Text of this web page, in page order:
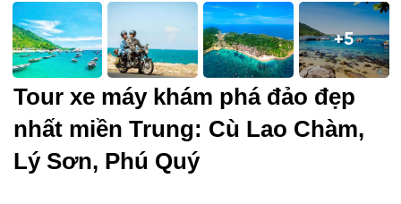
+5
Tour xe máy khám phá đảo đẹp
nhất miền Trung: Cù Lao Chàm,
Lý Sơn, Phú Quý